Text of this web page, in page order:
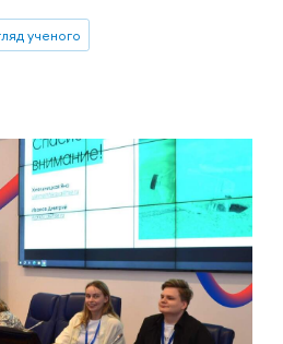
ученого